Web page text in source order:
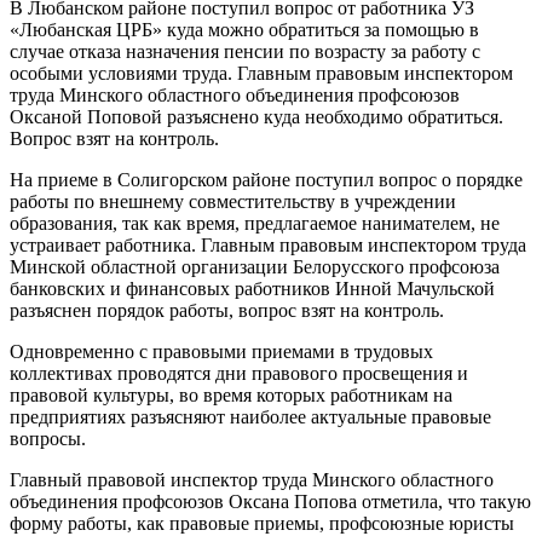
В Любанском районе поступил вопрос от работника УЗ
«Любанская ЦРБ» куда можно обратиться за помощью в
случае отказа назначения пенсии по возрасту за работу с
особыми условиями труда. Главным правовым инспектором
труда Минского областного объединения профсоюзов
Оксаной Поповой разъяснено куда необходимо обратиться.
Вопрос взят на контроль.
На приеме в Солигорском районе поступил вопрос о порядке
работы по внешнему совместительству в учреждении
образования, так как время, предлагаемое нанимателем, не
устраивает работника. Главным правовым инспектором труда
Минской областной организации Белорусского профсоюза
банковских и финансовых работников Инной Мачульской
разъяснен порядок работы, вопрос взят на контроль.
Одновременно с правовыми приемами в трудовых
коллективах проводятся дни правового просвещения и
правовой культуры, во время которых работникам на
предприятиях разъясняют наиболее актуальные правовые
вопросы.
Главный правовой инспектор труда Минского областного
объединения профсоюзов Оксана Попова отметила, что такую
форму работы, как правовые приемы, профсоюзные юристы